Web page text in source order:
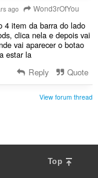
ago Wond3rOfYou
4 item da barra do lado
clica nela e depois vai
vai aparecer o botao
estar la
Reply Quote
View forum thread
Top